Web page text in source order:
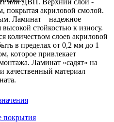
покрытая акриловой смолой.
Ламинат – надежное
высокой стойкостью к износу.
количеством слоев акриловой
в пределах от 0,2 мм до 1
которое привлекает
Ламинат «садят» на
качественный материал
покрытия